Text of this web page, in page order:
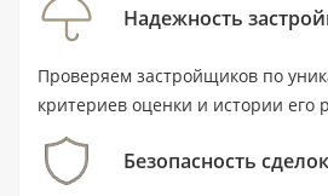
км от воды, с доступом к
цену уточняйте у специалиста.
Ключевые
Надежность
Проверяем застройщиков по
критериев оценки и истории его
Безопасность сделок